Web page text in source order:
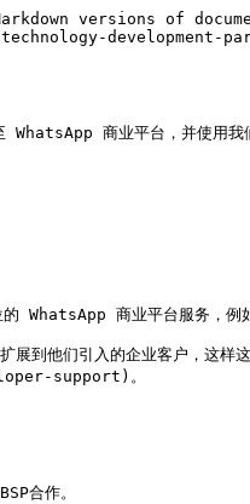
versions of
development-
商业平台，并使用我
商业平台服务，例如消
引入的企业客户，这样这些
support)。
合作。